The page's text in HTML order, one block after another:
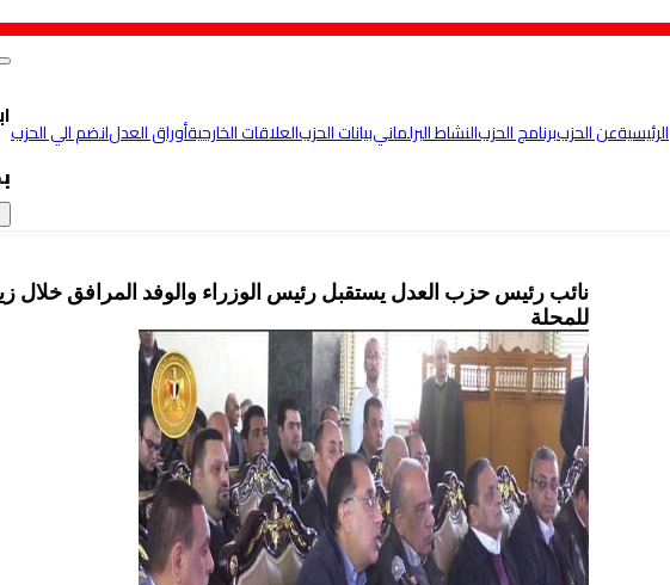
الرئيسيةعن الحزببرنامج الحزبالنشاط البرلمانيبيانات الحزبالعلاقات الخارجيةأوراق العدلانضم الي الحزب
نائب رئيس حزب العدل يستقبل رئيس الوزراء والوفد المرافق خلال
للمحلة